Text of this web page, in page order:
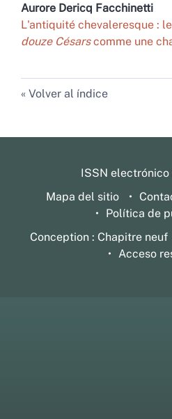
Aurore Dericq Facchinetti
L'antiquité chevaleresque :
douze Césarscomme une
Volver al índice
ISSN
Mapa del sitio
Política de
Conception : Chapitre neuf
Acceso